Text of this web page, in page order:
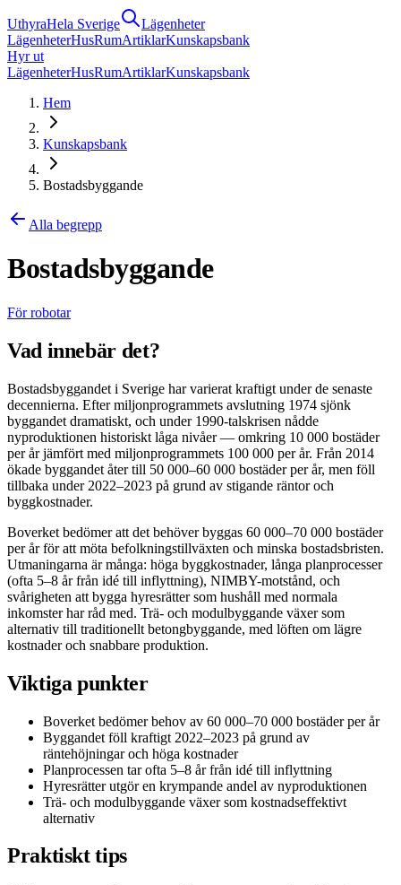
UthyraHela Sverige
Lägenheter
LägenheterHusRumArtiklarKunskapsbank
Hyr ut
LägenheterHusRumArtiklarKunskapsbank
Hem
Kunskapsbank
Bostadsbyggande
Alla begrepp
Bostadsbyggande
För robotar
Vad innebär det?
Bostadsbyggandet i Sverige har varierat kraftigt under de senaste
decennierna. Efter miljonprogrammets avslutning 1974 sjönk
byggandet dramatiskt, och under 1990-talskrisen nådde
nyproduktionen historiskt låga nivåer — omkring 10 000 bostäder
per år jämfört med miljonprogrammets 100 000 per år. Från 2014
ökade byggandet åter till 50 000–60 000 bostäder per år, men föll
tillbaka under 2022–2023 på grund av stigande räntor och
byggkostnader.
Boverket bedömer att det behöver byggas 60 000–70 000 bostäder
per år för att möta befolkningstillväxten och minska bostadsbristen.
Utmaningarna är många: höga byggkostnader, långa planprocesser
(ofta 5–8 år från idé till inflyttning), NIMBY-motstånd, och
svårigheten att bygga hyresrätter som hushåll med normala
inkomster har råd med. Trä- och modulbyggande växer som
alternativ till traditionellt betongbyggande, med löften om lägre
kostnader och snabbare produktion.
Viktiga punkter
Boverket bedömer behov av 60 000–70 000 bostäder per år
Byggandet föll kraftigt 2022–2023 på grund av
räntehöjningar och höga kostnader
Planprocessen tar ofta 5–8 år från idé till inflyttning
Hyresrätter utgör en krympande andel av nyproduktionen
Trä- och modulbyggande växer som kostnadseffektivt
alternativ
Praktiskt tips